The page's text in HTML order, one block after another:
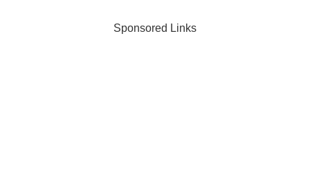
Sponsored Links